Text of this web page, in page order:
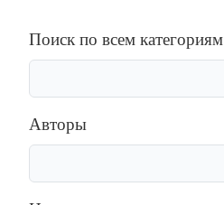
Поиск по всем категориям
Авторы